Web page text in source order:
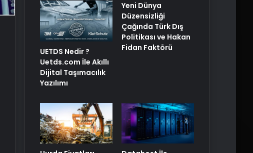
UETDS Nedir ?
Uetds.com İle Akıllı
Dijital Taşımacılık
Yazılımı
Yeni Dünya
Düzensizliği
Çağında Türk Dış
Politikası ve Hakan
Fidan Faktörü